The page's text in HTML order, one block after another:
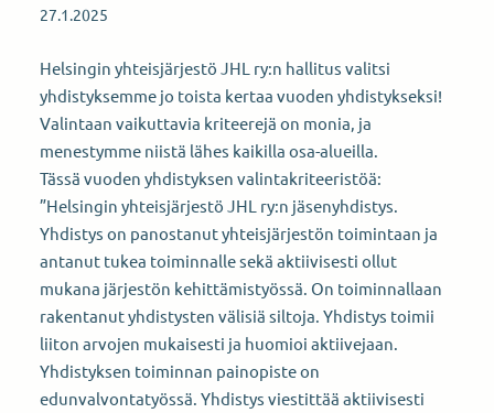
27.1.2025
Helsingin yhteisjärjestö JHL ry:n hallitus valitsi
yhdistyksemme jo toista kertaa vuoden yhdistykseksi!
Valintaan vaikuttavia kriteerejä on monia, ja
menestymme niistä lähes kaikilla osa-alueilla.
Tässä vuoden yhdistyksen valintakriteeristöä:
”Helsingin yhteisjärjestö JHL ry:n jäsenyhdistys.
Yhdistys on panostanut yhteisjärjestön toimintaan ja
antanut tukea toiminnalle sekä aktiivisesti ollut
mukana järjestön kehittämistyössä. On toiminnallaan
rakentanut yhdistysten välisiä siltoja. Yhdistys toimii
liiton arvojen mukaisesti ja huomioi aktiivejaan.
Yhdistyksen toiminnan painopiste on
edunvalvontatyössä. Yhdistys viestittää aktiivisesti